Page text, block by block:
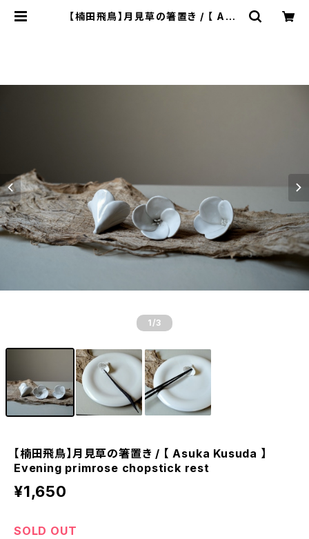
【楠田飛鳥】月見草の箸置き / 【 Asu
1 /3
【楠田飛鳥】月見草の箸置き / 【 Asuka Kusuda 】
Evening primrose chopstick rest
¥1,650
SOLD OUT